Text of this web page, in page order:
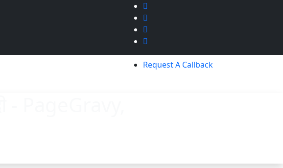
Request A Callback